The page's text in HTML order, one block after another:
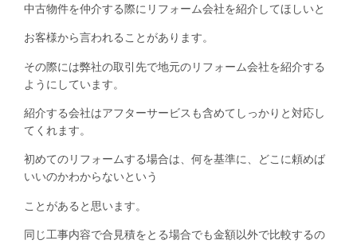
中古物件を仲介する際にリフォーム会社を紹介してほしいと
お客様から言われることがあります。
その際には弊社の取引先で地元のリフォーム会社を紹介する
ようにしています。
紹介する会社はアフターサービスも含めてしっかりと対応し
てくれます。
初めてのリフォームする場合は、何を基準に、どこに頼めば
いいのかわからないという
ことがあると思います。
同じ工事内容で合見積をとる場合でも金額以外で比較するの